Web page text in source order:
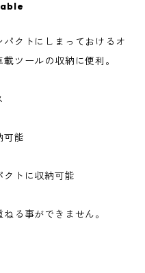
クトにしまっておけるオ
ツールの収納に便利。
可能
クトに収納可能
る事ができません。